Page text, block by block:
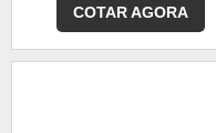
COTAR AGORA